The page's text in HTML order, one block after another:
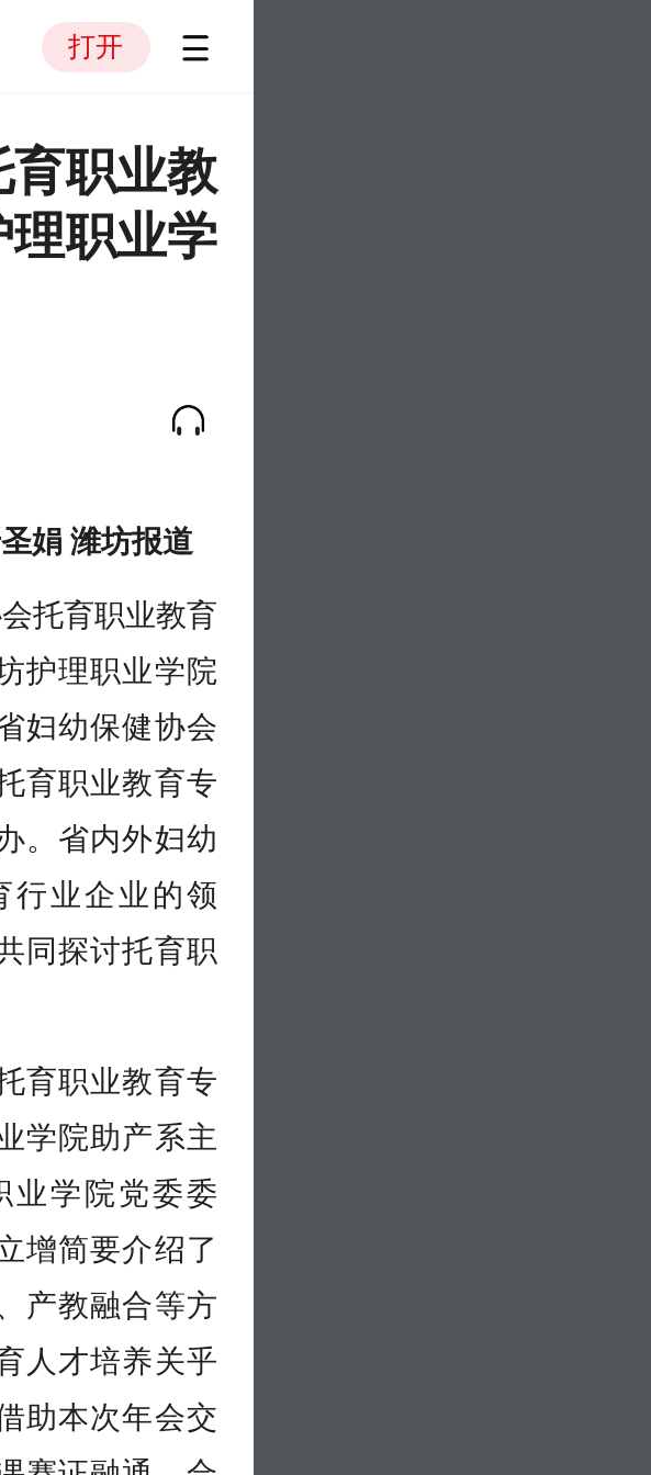
打开
职业教
职业学
娟 潍坊报道
托育职业教育
护理职业学院
妇幼保健协会
育职业教育专
。省内外妇幼
行业企业的领
同探讨托育职
育职业教育专
学院助产系主
业学院党委委
增简要介绍了
产教融合等方
人才培养关乎
助本次年会交